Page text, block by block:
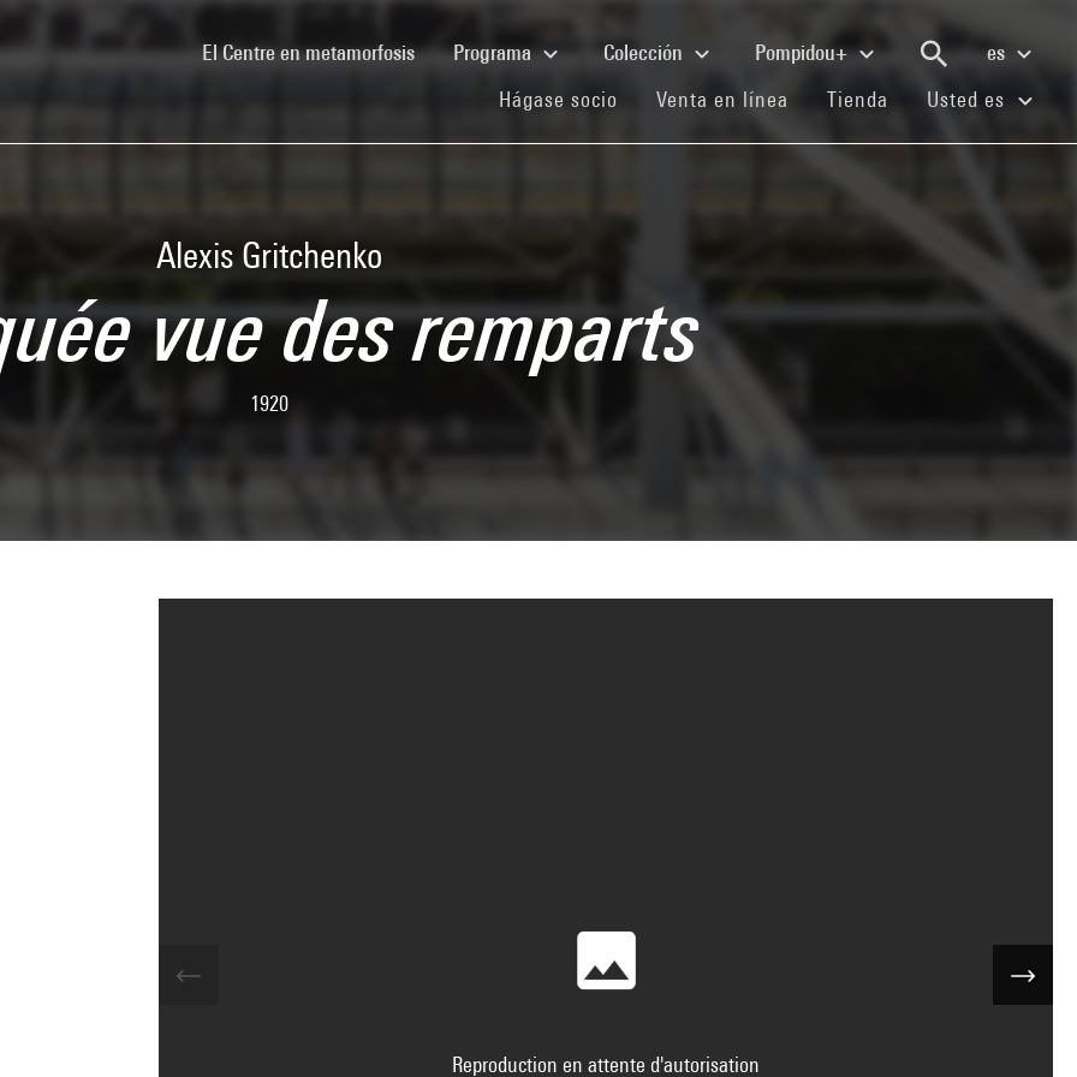
El Centre en metamorfosis(current)Programa Colección Pompidou+
es
Hágase socio (current)
Venta en línea (current)
Tienda (current)
Usted es
Alexis Gritchenko
vue des remparts
1920
Reproduction en attente d'autorisation